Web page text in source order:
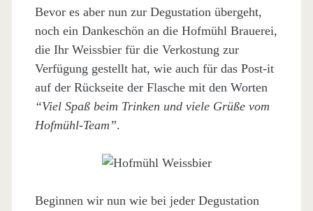
Bevor es aber nun zur Degustation übergeht,
noch ein Dankeschön an die Hofmühl Brauerei,
die Ihr Weissbier für die Verkostung zur
Verfügung gestellt hat, wie auch für das Post-it
auf der Rückseite der Flasche mit den Worten
“Viel Spaß beim Trinken und viele Grüße vom
Hofmühl-Team”.
Beginnen wir nun wie bei jeder Degustation